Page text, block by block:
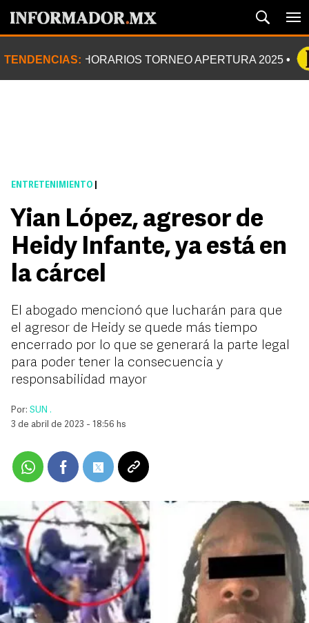
TENDENCIAS: HORARIOS TORNEO APERTURA 2025
ENTRETENIMIENTO
Yian López, agresor de
Heidy Infante, ya está en
la cárcel
El abogado mencionó que lucharán para que
el agresor de Heidy se quede más tiempo
encerrado por lo que se generará la parte legal
para poder tener la consecuencia y
responsabilidad mayor
Por: SUN .
3 de abril de 2023 - 18:56 hs